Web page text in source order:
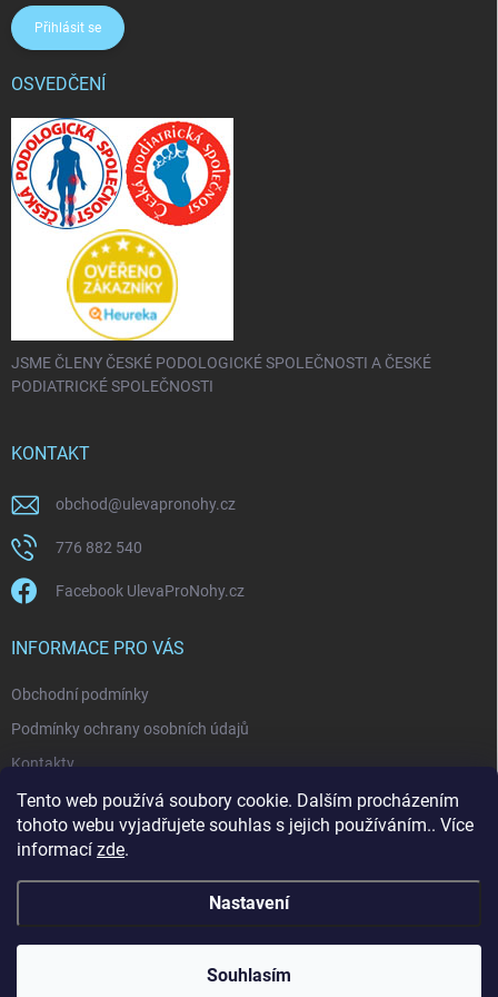
Tento web používá soubory cookie. Dalším procházením
tohoto webu vyjadřujete souhlas s jejich používáním.. Více
informací zde.
Nastavení
Souhlasím
Doprava ZDARMA při nákupu nad 800 Kč 🚚
Přihlásit se
OSVEDČENÍ
JSME ČLENY ČESKÉ PODOLOGICKÉ SPOLEČNOSTI A ČESKÉ
PODIATRICKÉ SPOLEČNOSTI
KONTAKT
obchod@ulevapronohy.cz
776 882 540
Facebook UlevaProNohy.cz
INFORMACE PRO VÁS
Obchodní podmínky
Podmínky ochrany osobních údajů
Kontakty
Cena dopravy
Poradna, články
Copyright 2026Ulevapronohy.cz. Všechna práva vyhrazena.Upravit
nastavení cookies